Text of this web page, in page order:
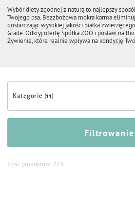
Wybór diety zgodnej z naturą to najlepszy
Twojego psa. Bezzbożowa mokra karma
dostarczając wysokiej jakości białka
Grade. Odkryj ofertę Spółka ZOO i postaw na
Żywienie, które realnie wpływa na kondycję
Kategorie (11)
Ilość produktów: 773
Filtrowanie